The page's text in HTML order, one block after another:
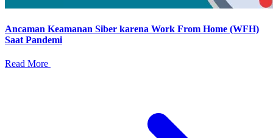
Ancaman Keamanan Siber karena Work From Home (WFH)
Saat Pandemi
Read More